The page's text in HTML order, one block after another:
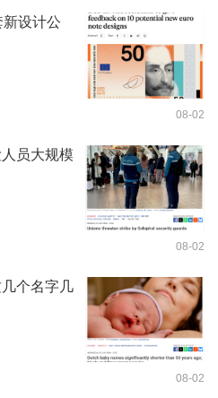
设计公
08-02
员大规模
08-02
个名字几
08-02